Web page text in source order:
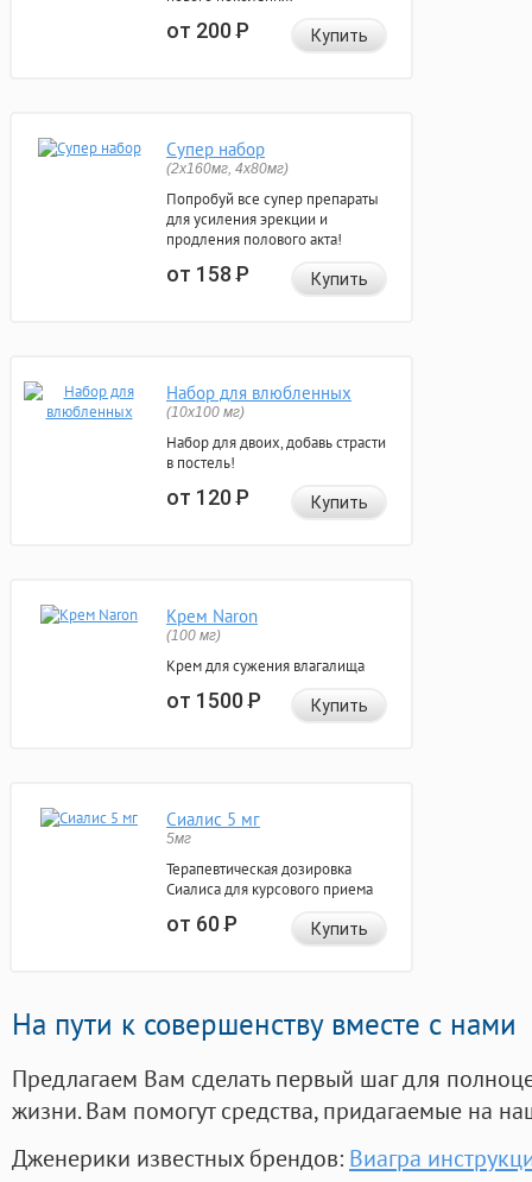
от 200Р Купить
Супер набор
(2х160мг, 4х80мг)
Попробуй все супер препараты
для усиления эрекции и
продления полового акта!
от 158Р Купить
Набор для влюбленных
(10х100 мг)
Набор для двоих, добавь страсти
в постель!
от 120Р Купить
Крем Naron
(100 мг)
Крем для сужения влагалища
от 1500Р Купить
Сиалис 5 мг
5мг
Терапевтическая дозировка
Сиалиса для курсового приема
от 60Р Купить
На пути к совершенству вместе с нами
Предлагаем Вам сделать первый шаг для
жизни. Вам помогут средства, придагаемые на
Дженерики известных брендов: Виагра